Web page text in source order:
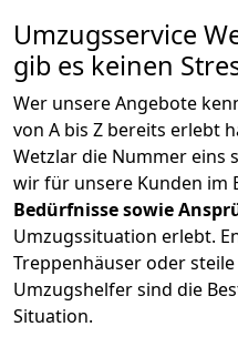
Umzugsservice
gib es keinen
Wer unsere Angebote
von A bis Z bereits erlebt
Wetzlar die Nummer eins
wir für unsere Kunden im
Bedürfnisse sowie
Umzugssituation erlebt.
Treppenhäuser oder
Umzugshelfer sind die
Situation.